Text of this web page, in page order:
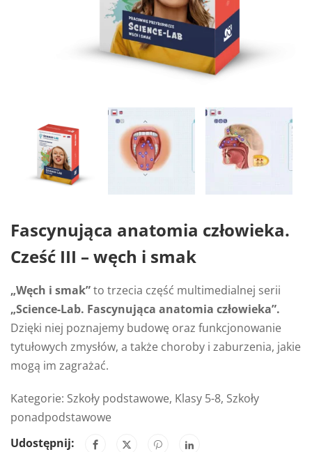
Fascynująca anatomia człowieka.
Cześć III – węch i smak
„Węch i smak”to trzecia część multimedialnej serii
„Science-Lab. Fascynująca anatomia człowieka”.
Dzięki niej poznajemy budowę oraz funkcjonowanie
tytułowych zmysłów, a także choroby i zaburzenia, jakie
mogą im zagrażać.
Kategorie: Szkoły podstawowe, Klasy 5-8, Szkoły
ponadpodstawowe
Udostępnij: